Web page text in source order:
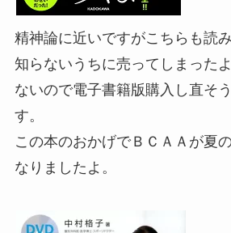
精神論に近いですがこちらも読み
知らないうちに売ってしまった
ないので電子書籍版購入し直そ
す。
この本のおかげでＢＣＡＡが夏
なりましたよ。